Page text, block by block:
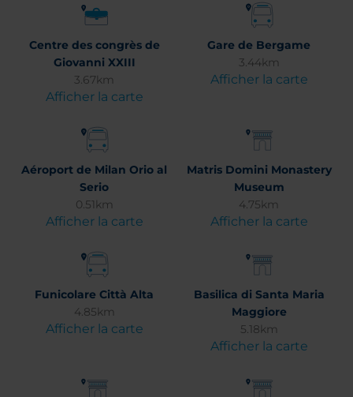
Centre des congrès de
Giovanni XXIII
3.67km
Afficher la carte
Gare de Bergame
3.44km
Afficher la carte
Aéroport de Milan Orio al
Serio
0.51km
Afficher la carte
Matris Domini Monastery
Museum
4.75km
Afficher la carte
Funicolare Città Alta
4.85km
Afficher la carte
Basilica di Santa Maria
Maggiore
5.18km
Afficher la carte